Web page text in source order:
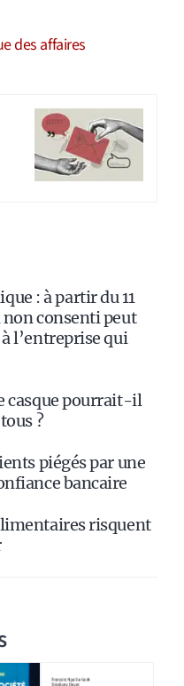
des affaires
: à partir du 11
consenti peut
l’entreprise qui
casque pourrait-il
?
piégés par une
bancaire
risquent